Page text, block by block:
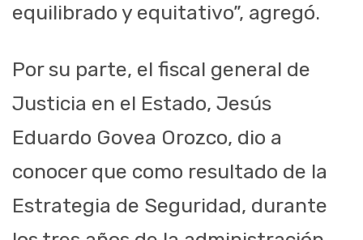
equilibrado y equitativo”, agregó.
Por su parte, el fiscal general de
Justicia en el Estado, Jesús
Eduardo Govea Orozco, dio a
conocer que como resultado de la
Estrategia de Seguridad, durante